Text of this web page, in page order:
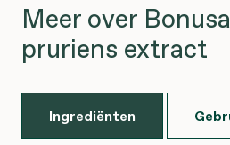
Meer over
pruriens extract
Ingrediënten